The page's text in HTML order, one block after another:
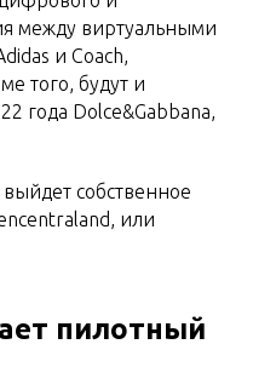
между виртуальными
и Coach,
того, будут и
года Dolce&Gabbana,
собственное
или
пилотный